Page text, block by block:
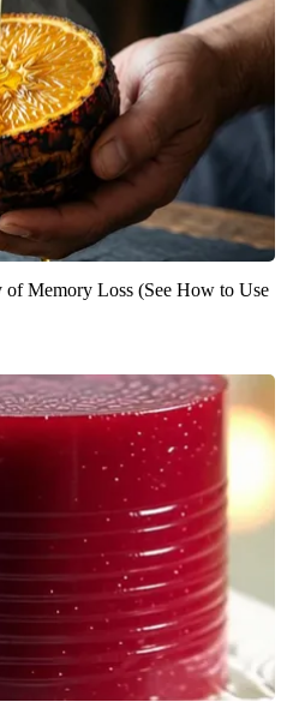
of Memory Loss (See How to Use